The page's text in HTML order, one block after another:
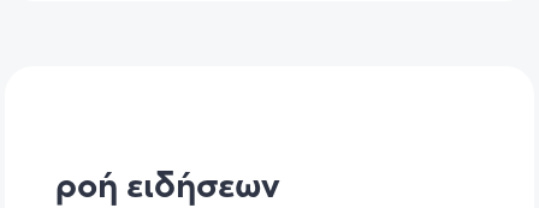
ροή ειδήσεων